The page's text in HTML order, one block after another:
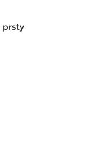
prsty